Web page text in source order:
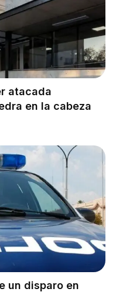
atacada
en la cabeza
un disparo en